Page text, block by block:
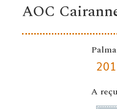
AOC
A